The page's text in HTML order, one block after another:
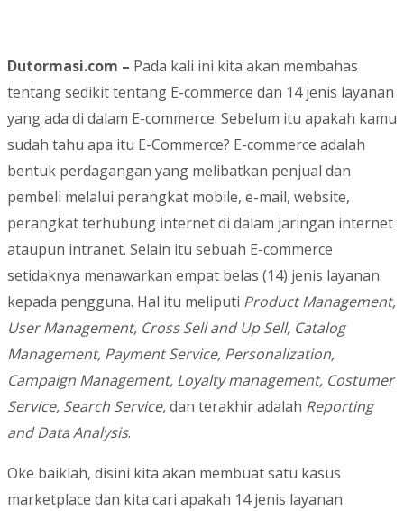
Dutormasi.com – Pada kali ini kita akan membahas
tentang sedikit tentang E-commerce dan 14 jenis layanan
yang ada di dalam E-commerce. Sebelum itu apakah kamu
sudah tahu apa itu E-Commerce? E-commerce adalah
bentuk perdagangan yang melibatkan penjual dan
pembeli melalui perangkat mobile, e-mail, website,
perangkat terhubung internet di dalam jaringan internet
ataupun intranet. Selain itu sebuah E-commerce
setidaknya menawarkan empat belas (14) jenis layanan
kepada pengguna. Hal itu meliputi Product Management,
User Management, Cross Sell and Up Sell, Catalog
Management, Payment Service, Personalization,
Campaign Management, Loyalty management, Costumer
Service, Search Service,dan terakhir adalah Reporting
and Data Analysis.
Oke baiklah, disini kita akan membuat satu kasus
marketplace dan kita cari apakah 14 jenis layanan